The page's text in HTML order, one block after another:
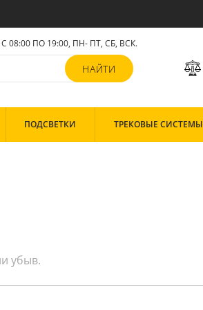
С 08:00 ПО 19:00, ПН- ПТ, СБ, ВСК.
ПОДСВЕТКИ ТРЕКОВЫЕ СИСТЕМЫ